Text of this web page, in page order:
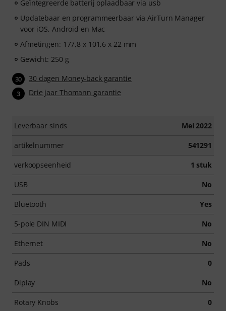
Geïntegreerde batterij oplaadbaar via usb
Updatebaar en programmeerbaar via AirTurn Manager
voor iOS, Android en Mac
Afmetingen: 177,8 x 101,6 x 22 mm
Gewicht: 250 g
30 30 dagen Money-back garantie
3 Drie jaar Thomann garantie
Leverbaar sinds Mei 2022
artikelnummer 541291
verkoopseenheid 1 stuk
USB No
Bluetooth Yes
5-pole DIN MIDI No
Ethernet No
Pads 0
Diplay No
Rotary Knobs 0